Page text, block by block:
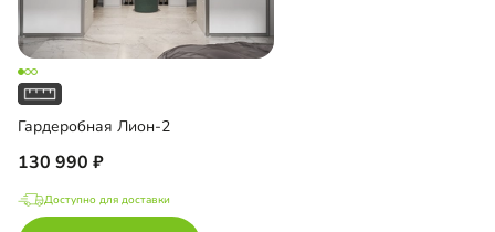
Гардеробная Лион-2
130 990
Доступно для доставки